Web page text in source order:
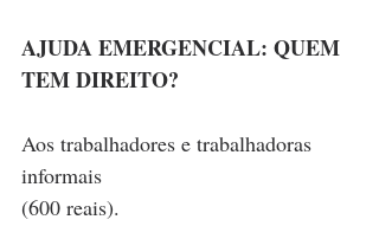
AJUDA EMERGENCIAL: QUEM
TEM DIREITO?
Aos trabalhadores e trabalhadoras
informais
(600 reais).